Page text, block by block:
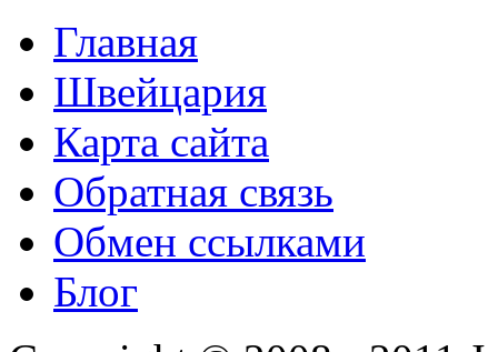
Главная
Швейцария
Карта сайта
Обратная связь
Обмен ссылками
Блог